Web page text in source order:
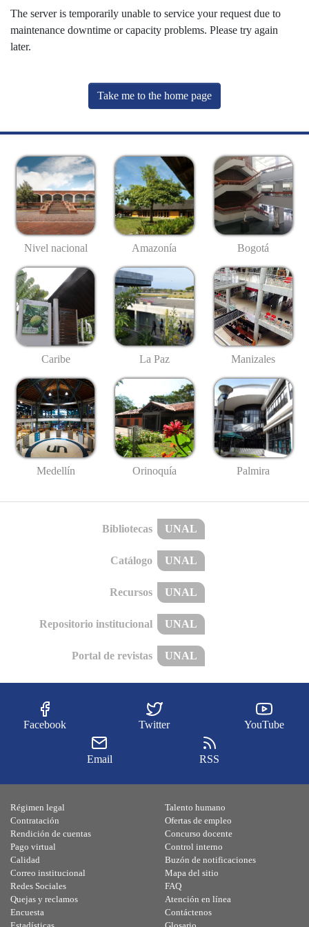
The server is temporarily unable to service your request due to
maintenance downtime or capacity problems. Please try again
later.
Take me to the home page
Nivel nacional Amazonía Bogotá
Caribe La Paz Manizales
Medellín Orinoquía Palmira
Bibliotecas UNAL
Catálogo UNAL
Recursos UNAL
Repositorio institucional UNAL
Portal de revistas UNAL
Facebook Twitter YouTube
Email RSS
Régimen legal
Contratación
Rendición de cuentas
Pago virtual
Calidad
Talento humano
Ofertas de empleo
Concurso docente
Control interno
Buzón de notificaciones
Correo institucional
Redes Sociales
Quejas y reclamos
Encuesta
Mapa del sitio
FAQ
Atención en línea
Contáctenos